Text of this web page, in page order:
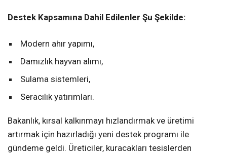
Destek Kapsamına Dahil Edilenler Şu Şekilde:
Modern ahır yapımı,
Damızlık hayvan alımı,
Sulama sistemleri,
Seracılık yatırımları.
Bakanlık, kırsal kalkınmayı hızlandırmak ve üretimi
artırmak için hazırladığı yeni destek programı ile
gündeme geldi. Üreticiler, kuracakları tesislerden